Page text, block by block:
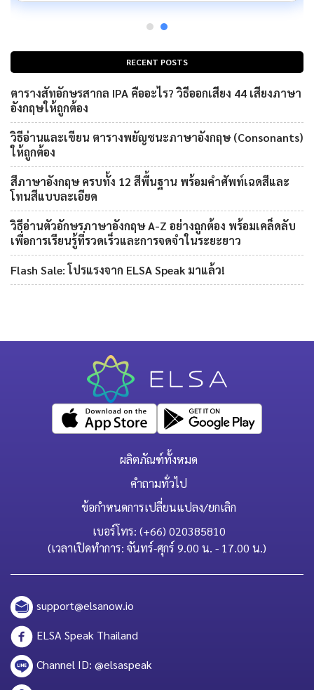
RECENT POSTS
ตารางสัทอักษรสากล IPA คืออะไร? วิธีออกเสียง 44 เสียงภาษา
อังกฤษให้ถูกต้อง
วิธีอ่านและเขียน ตารางพยัญชนะภาษาอังกฤษ (Consonants)
ให้ถูกต้อง
สีภาษาอังกฤษ ครบทั้ง 12 สีพื้นฐาน พร้อมคำศัพท์เฉดสีและ
โทนสีแบบละเอียด
วิธีอ่านตัวอักษรภาษาอังกฤษ A-Z อย่างถูกต้อง พร้อมเคล็ดลับ
เพื่อการเรียนรู้ที่รวดเร็วและการจดจำในระยะยาว
Flash Sale: โปรแรงจาก ELSA Speak มาแล้ว!
ผลิตภัณฑ์ทั้งหมด
คำถามทั่วไป
ข้อกำหนดการเปลี่ยนแปลง/ยกเลิก
เบอร์โทร: (+66) 020385810
(เวลาเปิดทำการ: จันทร์-ศุกร์ 9.00 น. - 17.00 น.)
support@elsanow.io
ELSA Speak Thailand
Channel ID: @elsaspeak